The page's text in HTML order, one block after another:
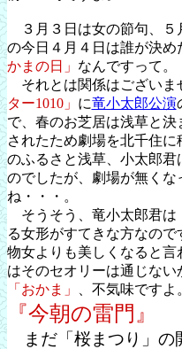
３月３日は女の節句、５
の今日４月４日は誰が決
かまの日」 なんですって。
それとは関係はございま
ター1010」 に竜小太郎公演
で、春のお芝居は浅草と決
されたため劇場を北千住
のふるさと浅草、小太郎
のでしたが、劇場が無く
ね・・・。
そうそう、竜小太郎君は
る女形がすてきな方なの
物女よりも美しくなると言
はそのセオリーは通じな
「おかま」
、不気味ですよ
『今朝の雷門』
まだ「桜まつり」の